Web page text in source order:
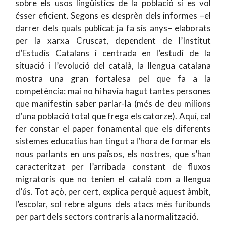
sobre els usos lingüístics de la població si es vol
ésser eficient. Segons es desprèn dels informes –el
darrer dels quals publicat ja fa sis anys– elaborats
per la xarxa Cruscat, dependent de l’Institut
d’Estudis Catalans i centrada en l’estudi de la
situació i l’evolució del català, la llengua catalana
mostra una gran fortalesa pel que fa a la
competència: mai no hi havia hagut tantes persones
que manifestin saber parlar-la (més de deu milions
d’una població total que frega els catorze). Aquí, cal
fer constar el paper fonamental que els diferents
sistemes educatius han tingut a l’hora de formar els
nous parlants en uns països, els nostres, que s’han
caracteritzat per l’arribada constant de fluxos
migratoris que no tenien el català com a llengua
d’ús. Tot açò, per cert, explica perquè aquest àmbit,
l’escolar, sol rebre alguns dels atacs més furibunds
per part dels sectors contraris a la normalització.